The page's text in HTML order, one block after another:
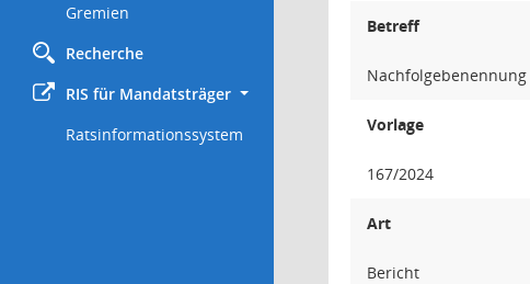
Gremien
Recherche
RIS für Mandatsträger
Ratsinformationssystem
Betreff
Vorlage
167/2024
Art
Bericht